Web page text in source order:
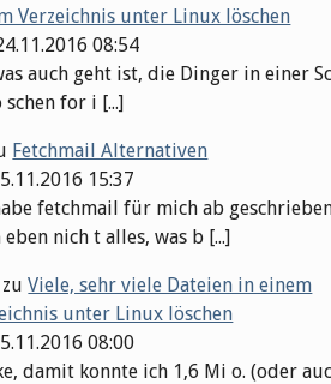
Verzeichnis unter Linux löschen
08:54
auch geht ist, die Dinger in einer
schen for i [...]
Fetchmail Alternativen
15:37
fetchmail für mich ab
eben nich t alles, was b [...]
zuViele, sehr viele Dateien in einem
unter Linux löschen
08:00
damit konnte ich 1,6 Mi o. (oder